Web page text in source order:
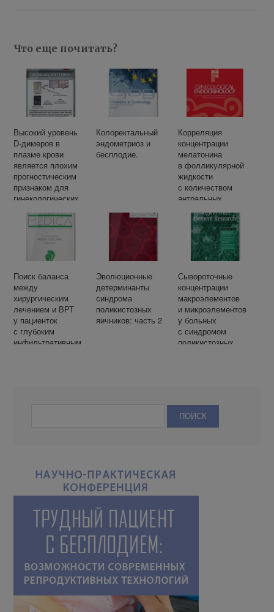
Что еще почитать?
Высокий уровень
D-димеров в
плазме крови
является плохим
прогностическим
признаком для
гинекологических
заболеваний в
Восточной Африке:
систематический
обзор и мета-
Колоректальный
эндометриоз и
бесплодие.
Корреляция
концентрации
мелатонина
в фолликулярной
жидкости
с количеством
антральных
и исходами
экстракорпорально
го оплодотворения
у женщин,
прошедших
лечение
с применением
вспомогательных
репродуктивных
технологий
Поиск баланса
между
хирургическим
лечением и ВРТ
у пациенток
с глубоким
инфильтративным
Эволюционные
детерминанты
синдрома
поликистозных
яичников: часть 2
Сывороточные
концентрации
макроэлементов
и микроэлементов
у больных
с синдромом
поликистозных